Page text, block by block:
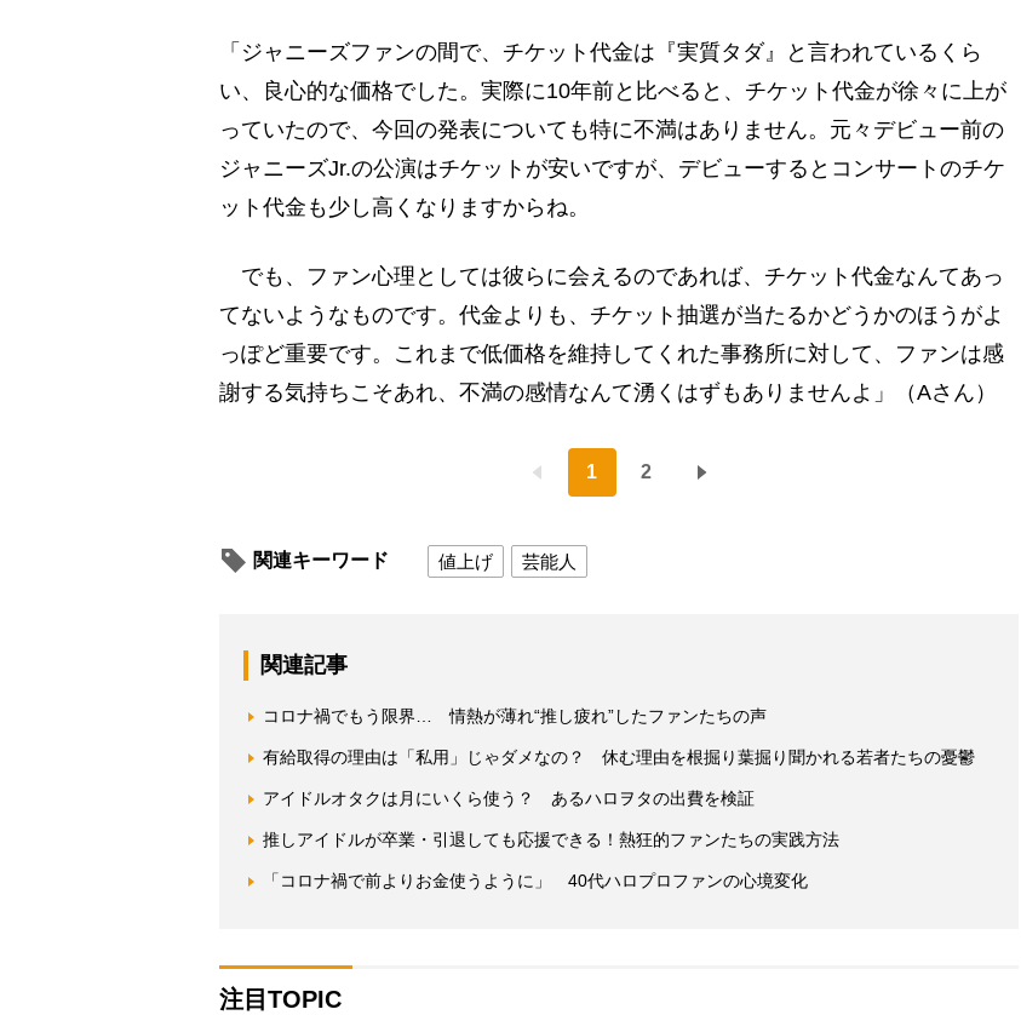
「ジャニーズファンの間で、チケット代金は『実質タダ』と言われているくら
い、良心的な価格でした。実際に10年前と比べると、チケット代金が徐々に上が
っていたので、今回の発表についても特に不満はありません。元々デビュー前の
ジャニーズJr.の公演はチケットが安いですが、デビューするとコンサートのチケ
ット代金も少し高くなりますからね。
でも、ファン心理としては彼らに会えるのであれば、チケット代金なんてあっ
てないようなものです。代金よりも、チケット抽選が当たるかどうかのほうがよ
っぽど重要です。これまで低価格を維持してくれた事務所に対して、ファンは感
謝する気持ちこそあれ、不満の感情なんて湧くはずもありませんよ」（Aさん）
1 2
関連キーワード 値上げ 芸能人
関連記事
コロナ禍でもう限界… 情熱が薄れ“推し疲れ”したファンたちの声
有給取得の理由は「私用」じゃダメなの？ 休む理由を根掘り葉掘り聞かれる若者たちの憂鬱
アイドルオタクは月にいくら使う？ あるハロヲタの出費を検証
推しアイドルが卒業・引退しても応援できる！熱狂的ファンたちの実践方法
「コロナ禍で前よりお金使うように」 40代ハロプロファンの心境変化
注目TOPIC